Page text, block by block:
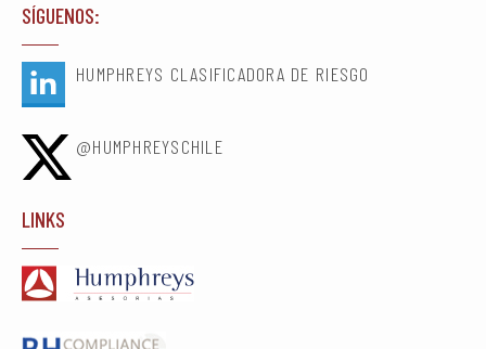
SÍGUENOS:
HUMPHREYS CLASIFICADORA DE RIESGO
@HUMPHREYSCHILE
LINKS